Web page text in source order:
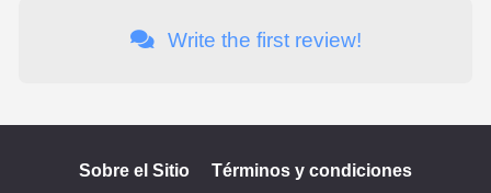
Write the first review!
Sobre el Sitio Términos y condiciones